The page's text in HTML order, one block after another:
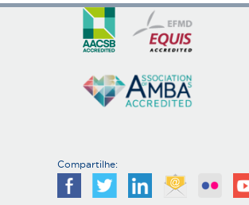
Compartilhe: